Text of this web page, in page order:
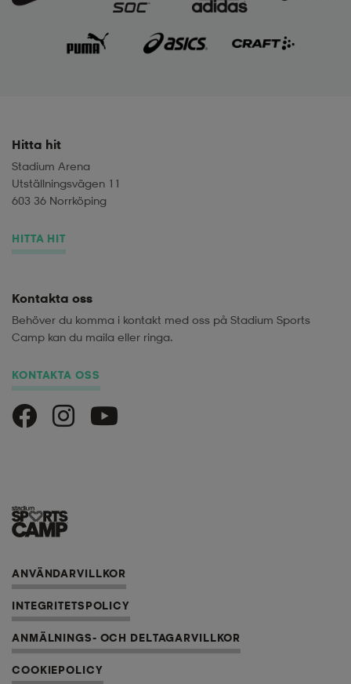
Hitta hit
Stadium Arena
Utställningsvägen 11
603 36 Norrköping
HITTA HIT
Kontakta oss
Behöver du komma i kontakt med oss på Stadium Sports
Camp kan du maila eller ringa.
KONTAKTA OSS
Stadium Sports Camp på Facebook
Stadium Sports Camp på Instagram
ANVÄNDARVILLKOR
INTEGRITETSPOLICY
ANMÄLNINGS- OCH DELTAGARVILLKOR
COOKIEPOLICY